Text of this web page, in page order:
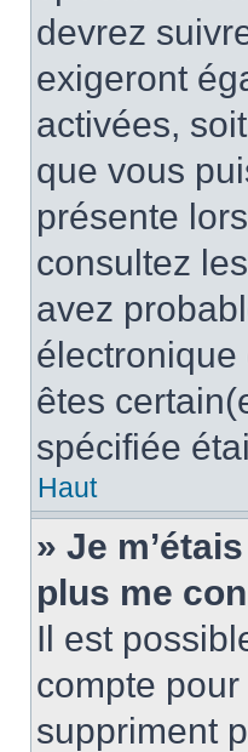
devrez
exigeront
activées,
que vous
présente
consultez
avez
êtes
spécifiée
Haut
» Je
plus me
Il est
compte
suppriment